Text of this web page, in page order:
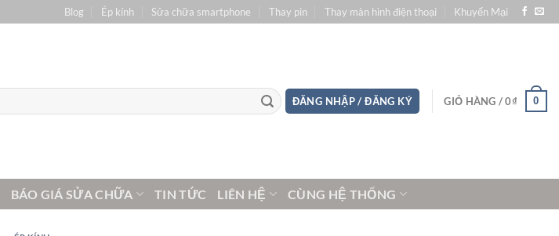
Blog Ép kính Sửa chữa smartphone Thay pin Thay màn hình điện thoại Khuyến Mại
ĐĂNG NHẬP / ĐĂNG KÝ GIỎ HÀNG /0₫ 0
BÁO GIÁ SỬA CHỮA TIN TỨC LIÊN HỆ CÙNG HỆ THỐNG